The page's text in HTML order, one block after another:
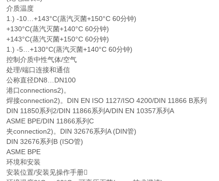
介质温度
1.) -10…+143°C(蒸汽灭菌+150°C 60分钟)
+130°C(蒸汽灭菌+140°C 60分钟)
+143°C(蒸汽灭菌+150°C 60分钟)
1.) -5…+130°C(蒸汽灭菌+140°C 60分钟)
控制介质中性气体/空气
处理/端口连接和通信
公称直径DN8…DN100
港口connections2)。
焊接connection2)。DIN EN ISO 1127/ISO 4200/DIN 11866 B系列
DIN 11850系列2/DIN 11866系列A/DIN EN 10357系列A
ASME BPE/DIN 11866系列C
夹connection2)。DIN 32676系列A (DIN管)
DIN 32676系列B (ISO管)
ASME BPE
环境和安装
安装位置/安装见操作手册